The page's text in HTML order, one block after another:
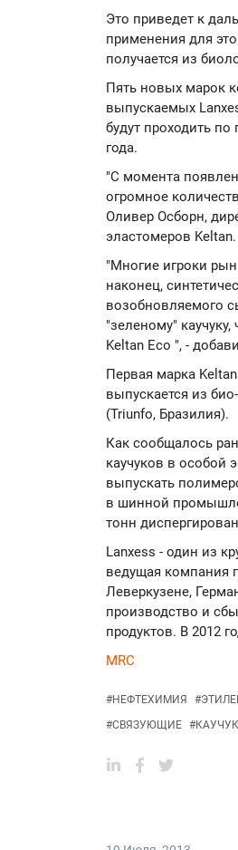
Это приведет к
применения для
получается из
Пять новых марок
выпускаемых
будут проходить
года.
"С момента
огромное
Оливер Осборн,
эластомеров Keltan.
"Многие игроки
наконец,
возобновляемого
"зеленому"
Keltan Eco ", -
Первая марка
выпускается из
(Triunfo, Бразилия).
Как сообщалось
каучуков в особой
выпускать
в шинной
тонн
Lanxess - один из
ведущая компания
Леверкузене,
производство и
продуктов. В 2012
MRC
#НЕФТЕХИМИЯ #
#СВЯЗУЮЩИЕ #КАУЧУК